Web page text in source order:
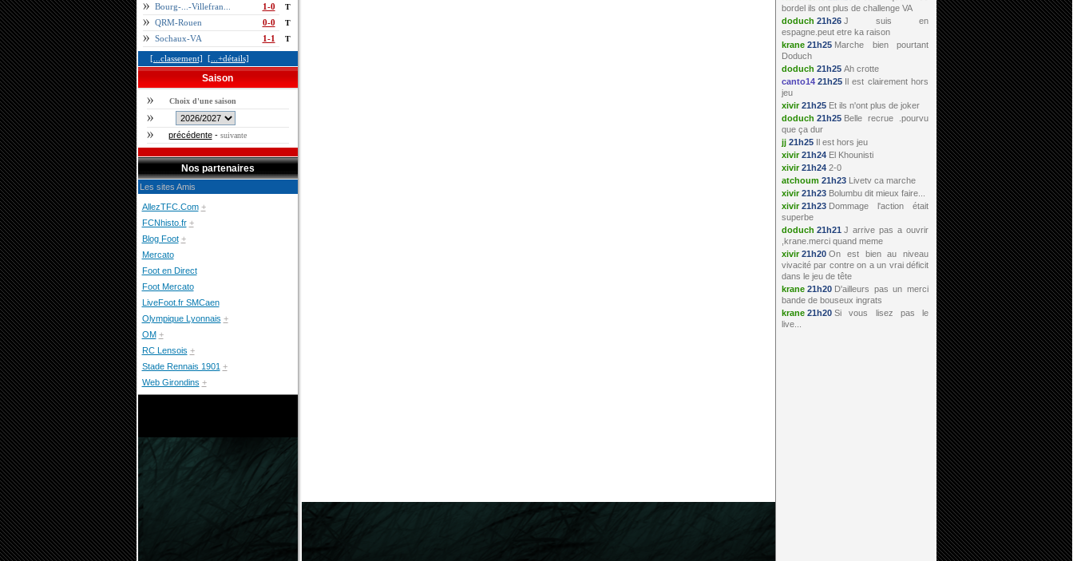
Bourg-...-Villefran... 1-0 T
QRM-Rouen 0-0 T
Sochaux-VA 1-1 T
[...classement] [...+détails]
Saison
Choix d'une saison
précédente- suivante
Nos partenaires
Les sites Amis
AllezTFC.Com +
FCNhisto.fr +
Blog Foot +
Mercato
Foot en Direct
Foot Mercato
LiveFoot.fr SMCaen
Olympique Lyonnais +
OM +
RC Lensois +
Stade Rennais 1901 +
Web Girondins +